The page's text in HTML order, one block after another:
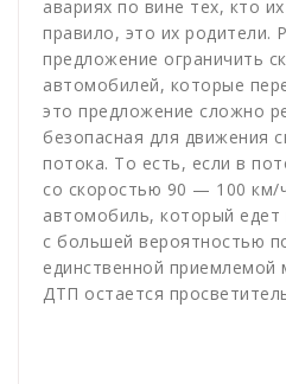
авариях по вине тех, кто
правило, это их родители.
предложение ограничить
автомобилей, которые
это предложение сложно
безопасная для движения
потока. То есть, если в
со скоростью 90 — 100 км/
автомобиль, который
с большей вероятностью
единственной приемлемой
ДТП остается